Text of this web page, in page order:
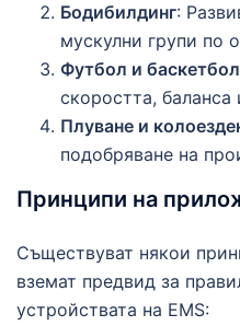
Бодибилдинг:
мускулни групи по
Футбол и баскетбол
скоростта, баланса
Плуване и
подобряване на
Принципи на
Съществуват някои
вземат предвид за
устройствата на EMS: